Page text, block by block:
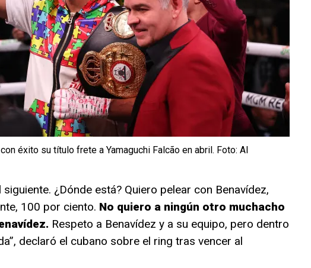
éxito su título frete a Yamaguchi Falcão en abril. Foto: Al
siguiente. ¿Dónde está? Quiero pelear con Benavídez,
100 por ciento. No quiero a ningún otro muchacho
Respeto a Benavídez y a su equipo, pero dentro
declaró el cubano sobre el ring tras vencer al